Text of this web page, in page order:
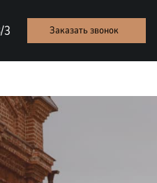
3 Заказать звонок